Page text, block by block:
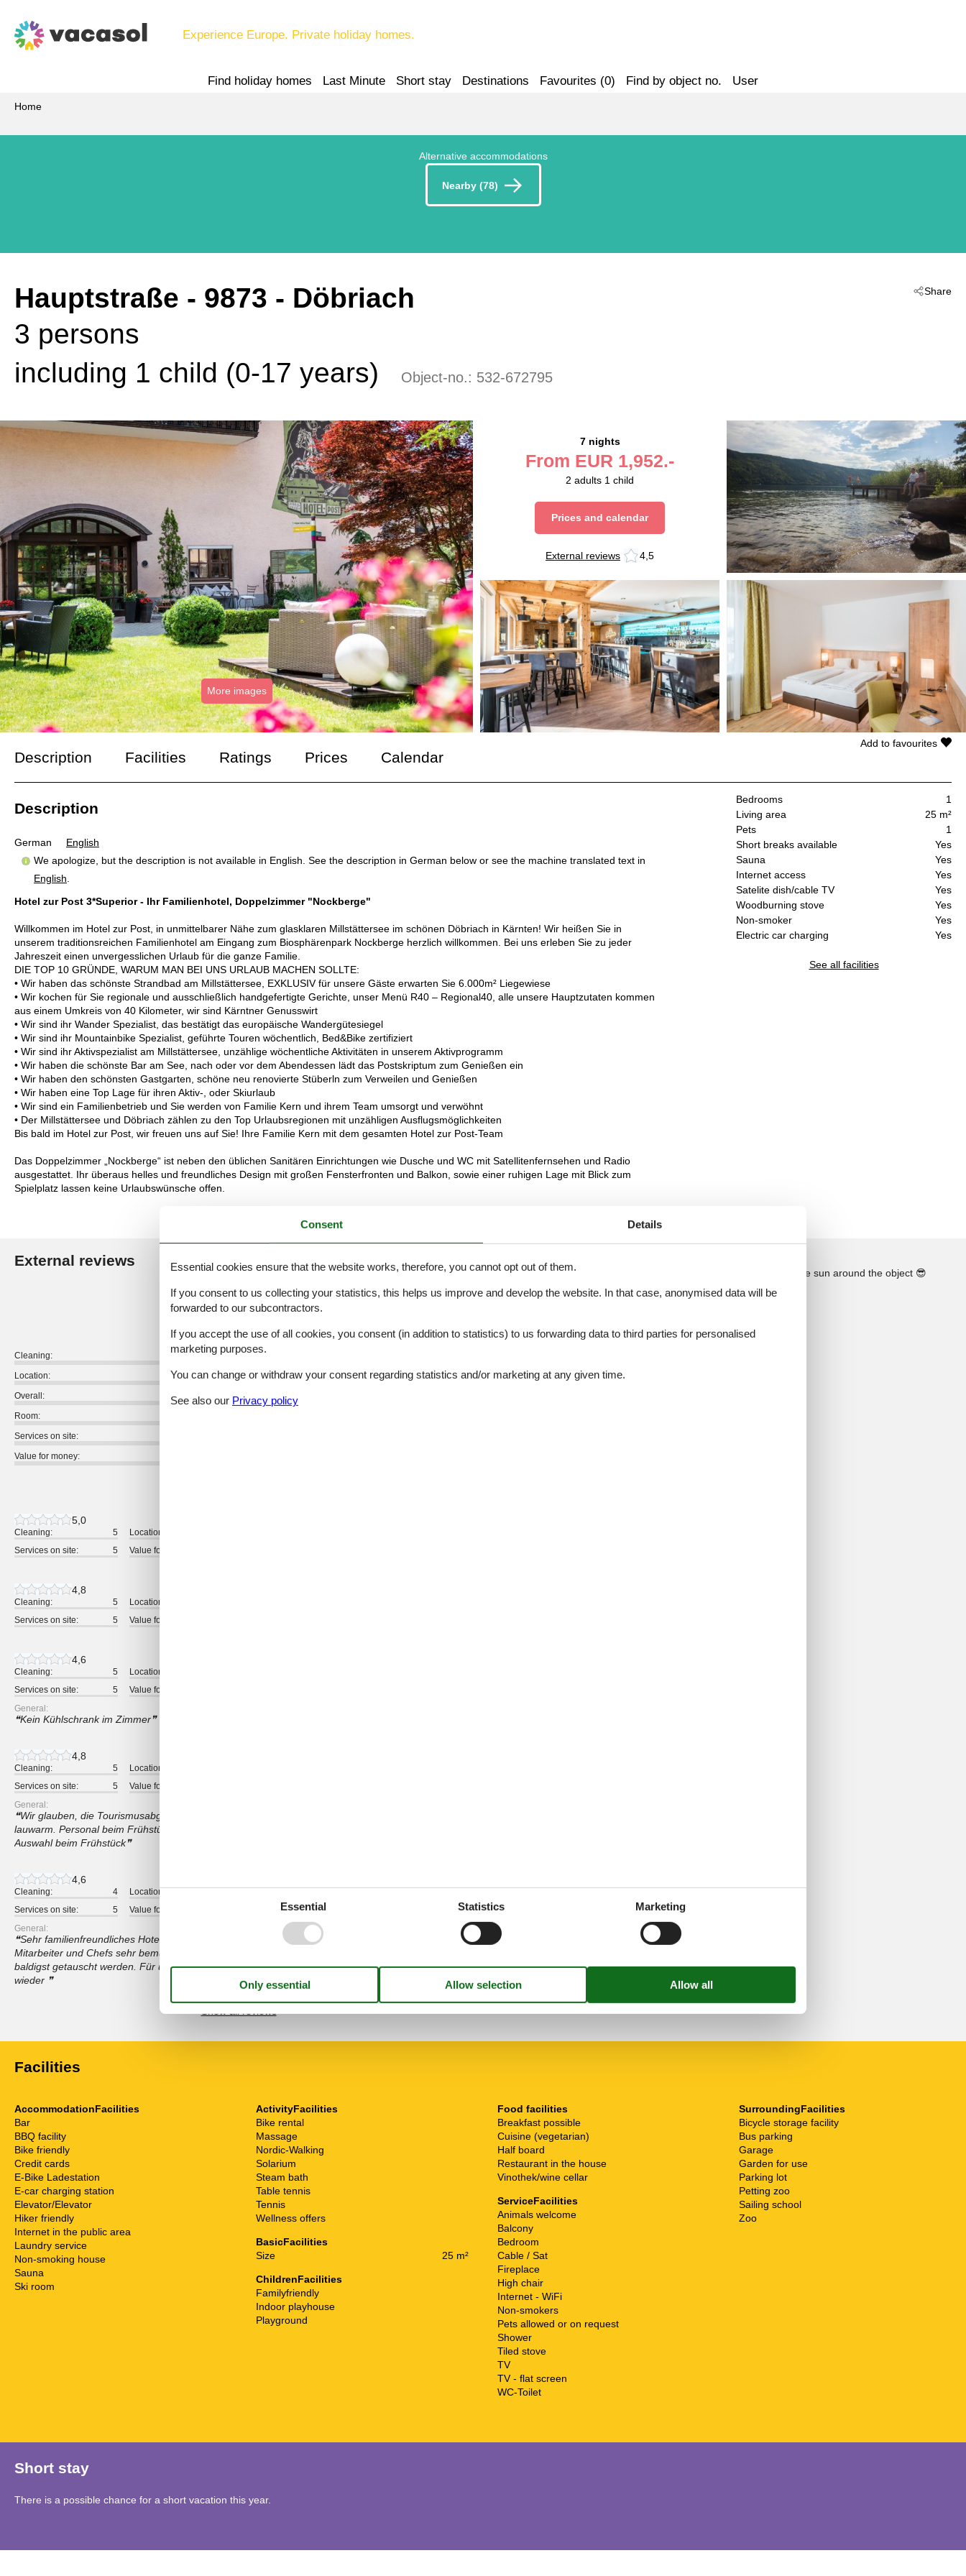
Experience Europe. Private holiday homes.
Find holiday homes Last Minute Short stay Destinations Favourites (0) Find by object no. User
Home
Alternative accommodations
Nearby (78)
Share
Hauptstraße - 9873 - Döbriach
3 persons
including 1 child (0-17 years)
Object-no.: 532-672795
More images
7 nights
From EUR 1,952.-
2 adults 1 child
Prices and calendar
External reviews 4,5
Description Facilities Ratings Prices Calendar
Bedrooms
1
Living area
25 m²
Pets
1
Short breaks available
Yes
Sauna
Yes
Internet access
Yes
Satelite dish/cable TV
Yes
Woodburning stove
Yes
Non-smoker
Yes
Electric car charging
Yes
See all facilities
Add to favourites
Description
German
English
We apologize, but the description is not available in English. See the description in German below or see the machine translated text in
English.
Hotel zur Post 3*Superior - Ihr Familienhotel, Doppelzimmer "Nockberge"
Willkommen im Hotel zur Post, in unmittelbarer Nähe zum glasklaren Millstättersee im schönen Döbriach in Kärnten! Wir heißen Sie in
unserem traditionsreichen Familienhotel am Eingang zum Biosphärenpark Nockberge herzlich willkommen. Bei uns erleben Sie zu jeder
Jahreszeit einen unvergesslichen Urlaub für die ganze Familie.
DIE TOP 10 GRÜNDE, WARUM MAN BEI UNS URLAUB MACHEN SOLLTE:
• Wir haben das schönste Strandbad am Millstättersee, EXKLUSIV für unsere Gäste erwarten Sie 6.000m² Liegewiese
• Wir kochen für Sie regionale und ausschließlich handgefertigte Gerichte, unser Menü R40 – Regional40, alle unsere Hauptzutaten kommen
aus einem Umkreis von 40 Kilometer, wir sind Kärntner Genusswirt
• Wir sind ihr Wander Spezialist, das bestätigt das europäische Wandergütesiegel
• Wir sind ihr Mountainbike Spezialist, geführte Touren wöchentlich, Bed&Bike zertifiziert
• Wir sind ihr Aktivspezialist am Millstättersee, unzählige wöchentliche Aktivitäten in unserem Aktivprogramm
• Wir haben die schönste Bar am See, nach oder vor dem Abendessen lädt das Postskriptum zum Genießen ein
• Wir haben den schönsten Gastgarten, schöne neu renovierte Stüberln zum Verweilen und Genießen
• Wir haben eine Top Lage für ihren Aktiv-, oder Skiurlaub
• Wir sind ein Familienbetrieb und Sie werden von Familie Kern und ihrem Team umsorgt und verwöhnt
• Der Millstättersee und Döbriach zählen zu den Top Urlaubsregionen mit unzähligen Ausflugsmöglichkeiten
Bis bald im Hotel zur Post, wir freuen uns auf Sie! Ihre Familie Kern mit dem gesamten Hotel zur Post-Team
Das Doppelzimmer „Nockberge“ ist neben den üblichen Sanitären Einrichtungen wie Dusche und WC mit Satellitenfernsehen und Radio
ausgestattet. Ihr überaus helles und freundliches Design mit großen Fensterfronten und Balkon, sowie einer ruhigen Lage mit Blick zum
Spielplatz lassen keine Urlaubswünsche offen.
External reviews Our guest reviews External reviews
4,5
Cleaning:
Location:
4,4
Overall:
Room:
Services on site:
Value for money:
5,0
Cleaning: 5 Location:
Services on site:
5 Value for money:
4,8
Cleaning: 5 Location:
Services on site:
5 Value for money:
4,6
Cleaning: 5 Location:
Services on site:
5 Value for money:
General:
Kein Kühlschrank im Zimmer
4,8
Cleaning: 5 Location:
Services on site:
5 Value for money:
General:
Wir glauben, die Tourismusabgabe doppelt bezahlt zu haben, das Essen beim Abendbuffet war
lauwarm. Personal beim Frühstück und an der Rezeption waren sehr freundlich und sehr große
Auswahl beim Frühstück
4,6
Cleaning: 4 Location:
Services on site:
5 Value for money:
General:
Sehr familienfreundliches Hotel mit Top Lage und traumhaften, eigenen Horelstrand. Alles
Mitarbeiter und Chefs sehr bemüht. Einzigst die Matrazen in den Familienzimmern müssten
baldigst getauscht werden. Für uns ein rundum toller Urlaub mit tollem Freizeitangebot. Gerne
wieder
Show all reviews
See nearby objects See the course of the sun around the object 😎
Facilities
AccommodationFacilities
Bar
BBQ facility
Bike friendly
Credit cards
E-Bike Ladestation
E-car charging station
Elevator/Elevator
Hiker friendly
Internet in the public area
Laundry service
Non-smoking house
Sauna
Ski room
ActivityFacilities
Bike rental
Massage
Nordic-Walking
Solarium
Steam bath
Table tennis
Tennis
Wellness offers
BasicFacilities
Size
25 m²
ChildrenFacilities
Familyfriendly
Indoor playhouse
Playground
Food facilities
Breakfast possible
Cuisine (vegetarian)
Half board
Restaurant in the house
Vinothek/wine cellar
ServiceFacilities
Animals welcome
Balcony
Bedroom
Cable / Sat
Fireplace
High chair
Internet - WiFi
Non-smokers
Pets allowed or on request
Shower
Tiled stove
TV
TV - flat screen
WC-Toilet
SurroundingFacilities
Bicycle storage facility
Bus parking
Garage
Garden for use
Parking lot
Petting zoo
Sailing school
Zoo
Short stay
There is a possible chance for a short vacation this year.
Consent Details
Essential cookies ensure that the website works, therefore, you cannot opt out of them.
If you consent to us collecting your statistics, this helps us improve and develop the website. In that case, anonymised data will be
forwarded to our subcontractors.
If you accept the use of all cookies, you consent (in addition to statistics) to us forwarding data to third parties for personalised
marketing purposes.
You can change or withdraw your consent regarding statistics and/or marketing at any given time.
See also our Privacy policy
Essential Statistics Marketing